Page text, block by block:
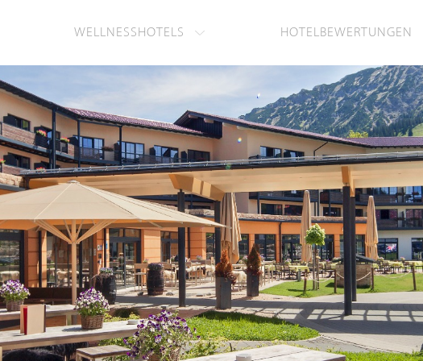
WELLNESSHOTELS HOTELBEWERTUNGEN